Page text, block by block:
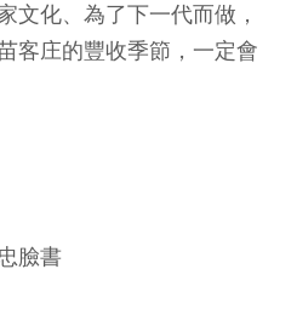
文化、為了下一代而做，
客庄的豐收季節，一定會
臉書